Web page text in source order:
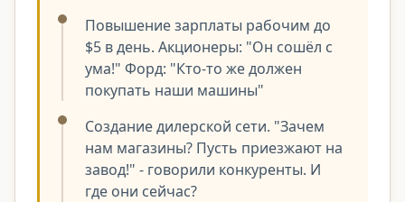
Повышение зарплаты рабочим до
$5 в день. Акционеры: "Он сошёл с
ума!" Форд: "Кто-то же должен
покупать наши машины"
Создание дилерской сети. "Зачем
нам магазины? Пусть приезжают на
завод!" - говорили конкуренты. И
где они сейчас?